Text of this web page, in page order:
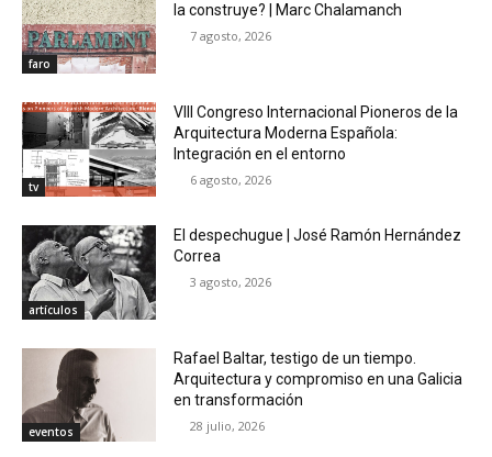
faro
la construye? | Marc Chalamanch
7 agosto, 2026
tv
VIII Congreso Internacional Pioneros de la
Arquitectura Moderna Española:
Integración en el entorno
6 agosto, 2026
artículos
El despechugue | José Ramón Hernández
Correa
3 agosto, 2026
eventos
Rafael Baltar, testigo de un tiempo.
Arquitectura y compromiso en una Galicia
en transformación
28 julio, 2026